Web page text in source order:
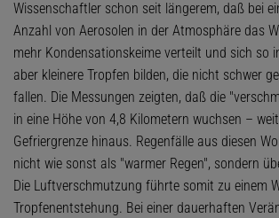
Wissenschaftler schon seit längerem, daß bei
Anzahl von Aerosolen in der Atmosphäre das
mehr Kondensationskeime verteilt und sich so
aber kleinere Tropfen bilden, die nicht schwer
fallen. Die Messungen zeigten, daß die
in eine Höhe von 4,8 Kilometern wuchsen –
Gefriergrenze hinaus. Regenfälle aus diesen
nicht wie sonst als "warmer Regen", sondern
Die Luftverschmutzung führte somit zu einem
Tropfenentstehung. Bei einer dauerhaften